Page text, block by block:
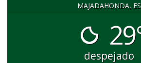
MAJADAHONDA, ES
despejado